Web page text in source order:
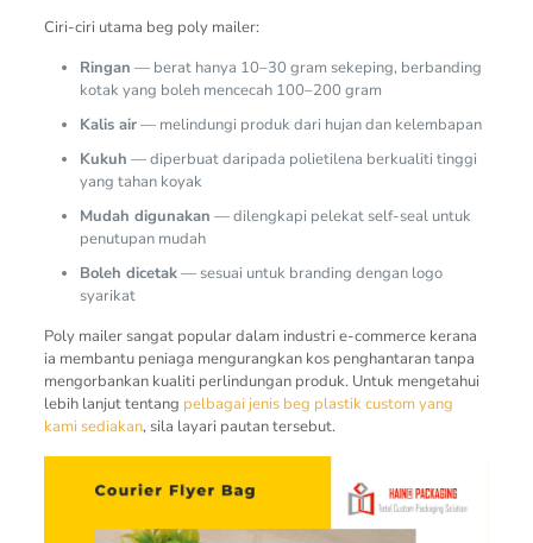
Ciri-ciri utama beg poly mailer:
Ringan — berat hanya 10–30 gram sekeping, berbanding
kotak yang boleh mencecah 100–200 gram
Kalis air— melindungi produk dari hujan dan kelembapan
Kukuh — diperbuat daripada polietilena berkualiti tinggi
yang tahan koyak
Mudah digunakan — dilengkapi pelekat self-seal untuk
penutupan mudah
Boleh dicetak— sesuai untuk branding dengan logo
syarikat
Poly mailer sangat popular dalam industri e-commerce kerana
ia membantu peniaga mengurangkan kos penghantaran tanpa
mengorbankan kualiti perlindungan produk. Untuk mengetahui
lebih lanjut tentang pelbagai jenis beg plastik custom yang
kami sediakan, sila layari pautan tersebut.